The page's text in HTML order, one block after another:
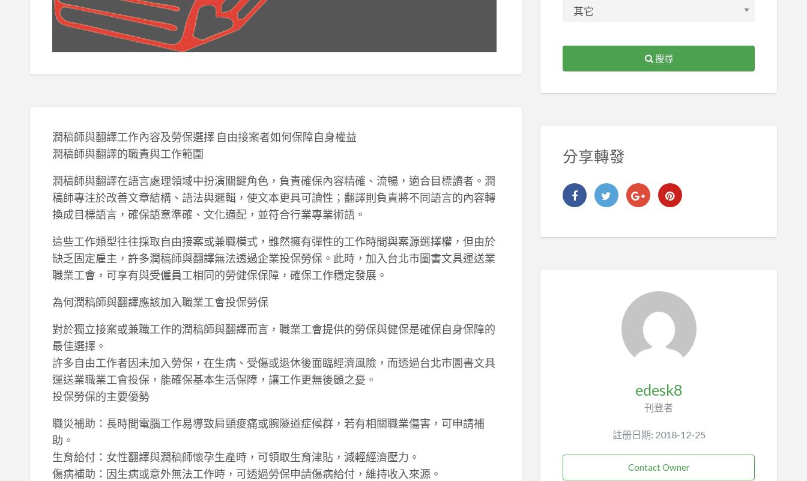
潤稿師與翻譯工作內容及勞保選擇 自由接案者如何保障自身權益
潤稿師與翻譯的職責與工作範圍
潤稿師與翻譯在語言處理領域中扮演關鍵角色，負責確保內容精確、流暢，適合目標讀者。潤
稿師專注於改善文章結構、語法與邏輯，使文本更具可讀性；翻譯則負責將不同語言的內容轉
換成目標語言，確保語意準確、文化適配，並符合行業專業術語。
這些工作類型往往採取自由接案或兼職模式，雖然擁有彈性的工作時間與案源選擇權，但由於
缺乏固定雇主，許多潤稿師與翻譯無法透過企業投保勞保。此時，加入台北市圖書文具運送業
職業工會，可享有與受僱員工相同的勞健保保障，確保工作穩定發展。
為何潤稿師與翻譯應該加入職業工會投保勞保
對於獨立接案或兼職工作的潤稿師與翻譯而言，職業工會提供的勞保與健保是確保自身保障的
最佳選擇。
許多自由工作者因未加入勞保，在生病、受傷或退休後面臨經濟風險，而透過台北市圖書文具
運送業職業工會投保，能確保基本生活保障，讓工作更無後顧之憂。
投保勞保的主要優勢
職災補助：長時間電腦工作易導致肩頸痠痛或腕隧道症候群，若有相關職業傷害，可申請補
助。
生育給付：女性翻譯與潤稿師懷孕生產時，可領取生育津貼，減輕經濟壓力。
傷病補助：因生病或意外無法工作時，可透過勞保申請傷病給付，維持收入來源。
搜尋
分享轉發
edesk8
刊登者
註册日期: 2018-12-25
Contact Owner